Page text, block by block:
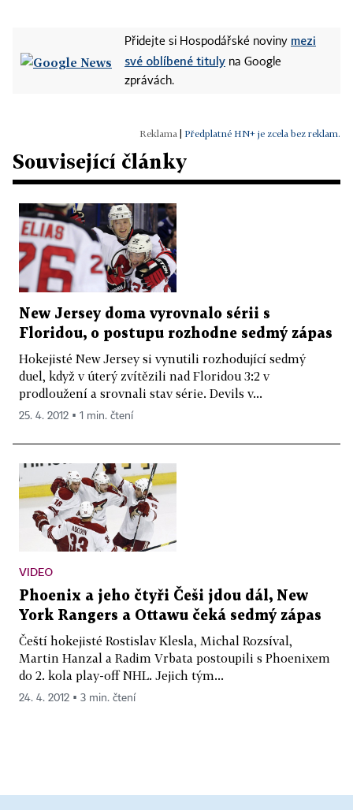
Přidejte si Hospodářské noviny mezi
své oblíbené tituly na Google
zprávách.
Předplatné HN+ je zcela bez reklam.
Související články
New Jersey doma vyrovnalo sérii s
Floridou, o postupu rozhodne sedmý zápas
Hokejisté New Jersey si vynutili rozhodující sedmý
duel, když v úterý zvítězili nad Floridou 3:2 v
prodloužení a srovnali stav série. Devils v...
25. 4. 2012 ▪ 1 min. čtení
VIDEO
Phoenix a jeho čtyři Češi jdou dál, New
York Rangers a Ottawu čeká sedmý zápas
Čeští hokejisté Rostislav Klesla, Michal Rozsíval,
Martin Hanzal a Radim Vrbata postoupili s Phoenixem
do 2. kola play-off NHL. Jejich tým...
24. 4. 2012 ▪ 3 min. čtení